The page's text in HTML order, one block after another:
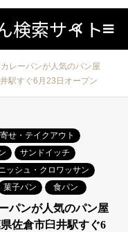
検索サイト検索
レーパンが人気のパン屋
駅すぐ6月23日オープン
せ・テイクアウト
サンドイッチ
ッシュ・クロワッサン
菓子パン 食パン
パンが人気のパン屋
佐倉市臼井駅すぐ6